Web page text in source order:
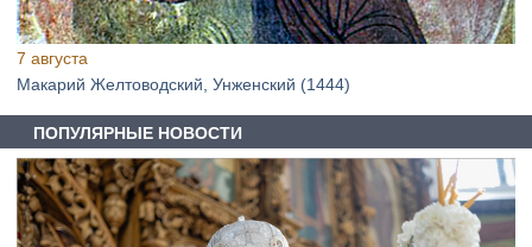
7 августа
Макарий Желтоводский, Унженский (1444)
ПОПУЛЯРНЫЕ НОВОСТИ